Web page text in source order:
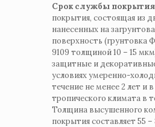
Срок службы
покрытия, состоящая из
нанесенных на
поверхность
9109 толщиной 10 – 15
защитные и
условиях умеренно-
течение не менее 2 лет и
тропического климата в
Толщина высушенного
покрытия составляет 55